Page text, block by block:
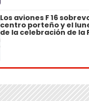
Los aviones F 16
centro porteño y el
de la celebración de la